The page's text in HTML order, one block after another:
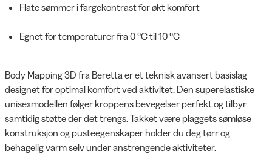
Flate sømmer i fargekontrast for økt komfort
Egnet for temperaturer fra 0 °C til 10 °C
Body Mapping 3D fra Beretta er et teknisk avansert basislag
designet for optimal komfort ved aktivitet. Den superelastiske
unisexmodellen følger kroppens bevegelser perfekt og tilbyr
samtidig støtte der det trengs. Takket være plaggets sømløse
konstruksjon og pusteegenskaper holder du deg tørr og
behagelig varm selv under anstrengende aktiviteter.